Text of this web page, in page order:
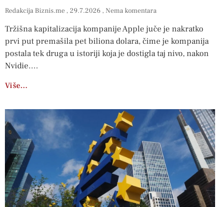
Redakcija Biznis.me 29.7.2026 Nema komentara
Tržišna kapitalizacija kompanije Apple juče je nakratko
prvi put premašila pet biliona dolara, čime je kompanija
postala tek druga u istoriji koja je dostigla taj nivo, nakon
Nvidie.
Više…